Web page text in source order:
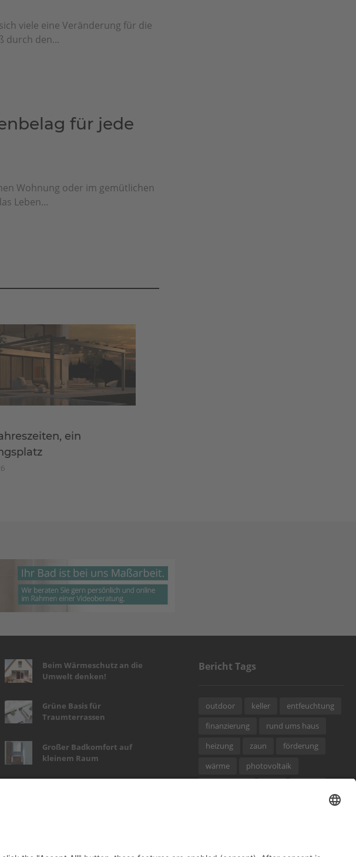
viele eine Veränderung für die
durch den...
für jede
Wohnung oder im gemütlichen
Leben...
ein
Beim Wärmeschutz an die
Umwelt denken!
Grüne Basis für
Traumterrassen
Großer Badkomfort auf
kleinem Raum
Bericht Tags
outdoor keller
entfeuchtung
finanzierung
rund ums haus
heizung
zaun
förderung
wärme
photovoltaik